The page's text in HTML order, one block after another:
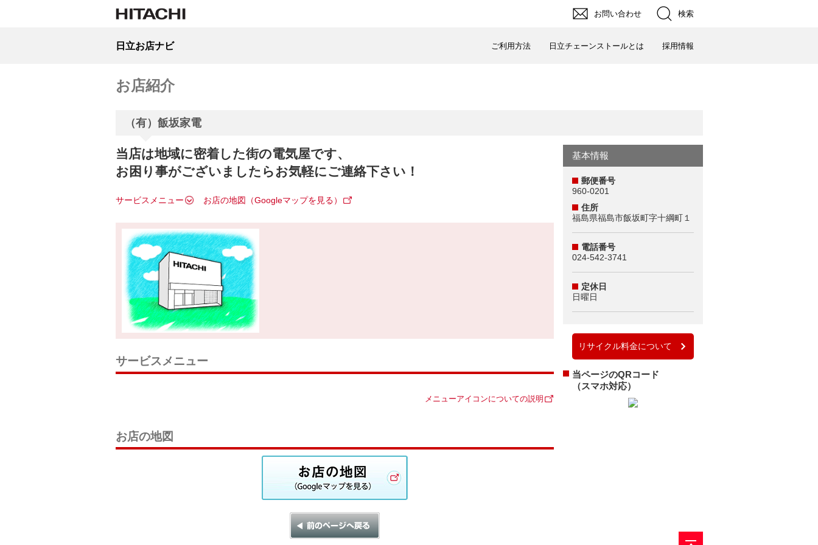
お問い合わせ 検索
日立お店ナビ ご利用方法 日立チェーンストールとは 採用情報
お店紹介
（有）飯坂家電
当店は地域に密着した街の電気屋です、
お困り事がございましたらお気軽にご連絡下さい！
サービスメニュー お店の地図（Googleマップを見る）
サービスメニュー
メニューアイコンについての説明
お店の地図
基本情報
郵便番号
960-0201
住所
福島県福島市飯坂町字十綱町１
電話番号
024-542-3741
定休日
日曜日
リサイクル料金について
当ページのQRコード
（スマホ対応）